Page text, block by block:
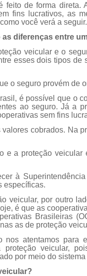
feito de forma direta.
fins lucrativos, as
você verá a seguir.
diferenças entre
veicular e o
esses dois tipos de
o seguro provém de
é possível que o
ao seguro. Já a
sem fins
cobrados. Na
e a proteção veicular
à
específicas.
veicular, por outro
é que as
Brasileiras
as de proteção
nos atentamos para
veicular,
por meio do sistema